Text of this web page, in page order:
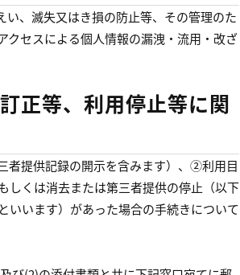
、滅失又はき損の防止等、その管理のた
クセスによる個人情報の漏洩・流用・改ざ
正等、利用停止等に関
者提供記録の開示を含みます）、②利用目
くは消去または第三者提供の停止（以下
います）があった場合の手続きについて